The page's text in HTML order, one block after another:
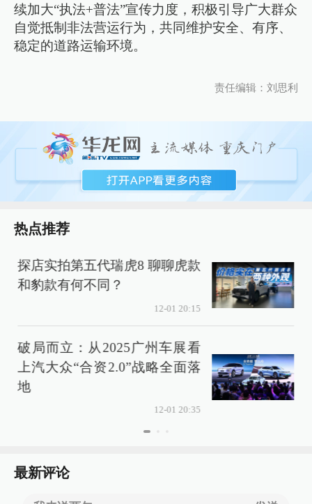
续加大“执法+普法”宣传力度，积极引导广大群众
自觉抵制非法营运行为，共同维护安全、有序、
稳定的道路运输环境。
责任编辑：刘思利
热点推荐
探店实拍第五代瑞虎8 聊聊虎款
和豹款有何不同？
12-01 20:15
破局而立：从2025广州车展看
上汽大众“合资2.0”战略全面落
地
12-01 20:35
最新评论